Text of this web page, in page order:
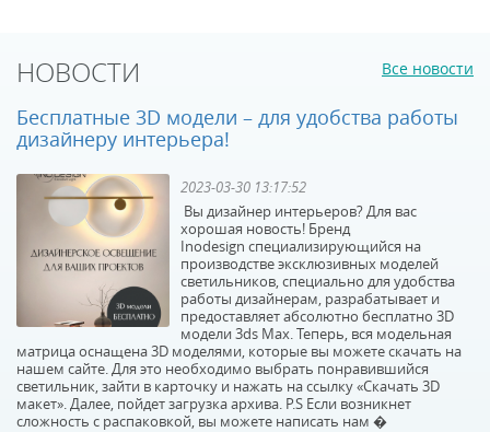
НОВОСТИ Все новости
Бесплатные 3D модели – для удобства работы
дизайнеру интерьера!
2023-03-30 13:17:52
Вы дизайнер интерьеров? Для вас
хорошая новость! Бренд
Inodesign специализирующийся на
производстве эксклюзивных моделей
светильников, специально для удобства
работы дизайнерам, разрабатывает и
предоставляет абсолютно бесплатно 3D
модели 3ds Max. Теперь, вся модельная
матрица оснащена 3D моделями, которые вы можете скачать на
нашем сайте. Для это необходимо выбрать понравившийся
светильник, зайти в карточку и нажать на ссылку «Скачать 3D
макет». Далее, пойдет загрузка архива. P.S Если возникнет
сложность с распаковкой, вы можете написать нам �